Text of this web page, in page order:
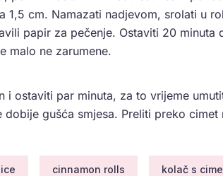
1,5 cm. Namazati nadjevom, srolati u
papir za pečenje. Ostaviti 20
malo ne zarumene.
i ostaviti par minuta, za to vrijeme
gušća smjesa. Preliti preko cimet
cinnamon rolls kolač s